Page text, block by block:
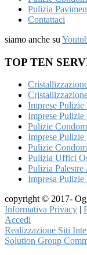
Pulizia
Contattaci
siamo anche su
TOP TEN
Imprese
Imprese
Pulizie
Imprese Pulizie
Pulizie
Pulizia Uffici
Pulizia Palestre
Impresa
copyright © 2017-
Informativa Privacy |
Accedi
Realizzazione Siti
Solution Group